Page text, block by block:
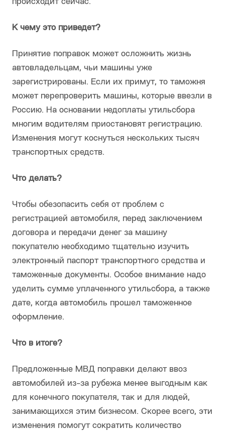
происходит сейчас.
К чему это приведет?
Принятие поправок может осложнить жизнь
автовладельцам, чьи машины уже
зарегистрированы. Если их примут, то таможня
может перепроверить машины, которые ввезли в
Россию. На основании недоплаты утильсбора
многим водителям приостановят регистрацию.
Изменения могут коснуться нескольких тысяч
транспортных средств.
Что делать?
Чтобы обезопасить себя от проблем с
регистрацией автомобиля, перед заключением
договора и передачи денег за машину
покупателю необходимо тщательно изучить
электронный паспорт транспортного средства и
таможенные документы. Особое внимание надо
уделить сумме уплаченного утильсбора, а также
дате, когда автомобиль прошел таможенное
оформление.
Что в итоге?
Предложенные МВД поправки делают ввоз
автомобилей из-за рубежа менее выгодным как
для конечного покупателя, так и для людей,
занимающихся этим бизнесом. Скорее всего, эти
изменения помогут сократить количество